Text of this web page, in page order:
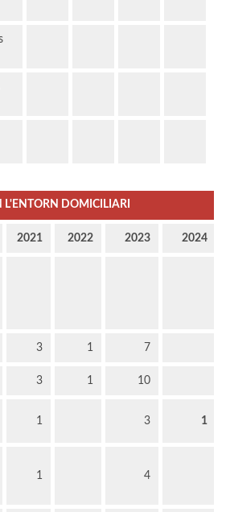
L'ENTORN DOMICILIARI
2021 2022 2023 2024
3 1 7
3 1 10
1 3 1
1 4